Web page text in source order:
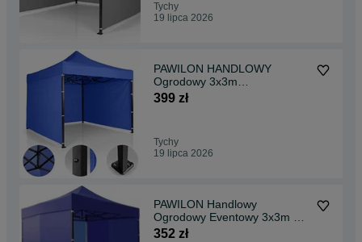
Tychy
19 lipca 2026
PAWILON HANDLOWY
Ogrodowy 3x3m
Automatyczny MOCNY - BLUE
399 zł
Tychy
19 lipca 2026
PAWILON Handlowy
Ogrodowy Eventowy 3x3m + 4
ścianki AUTOMAT. -
352 zł